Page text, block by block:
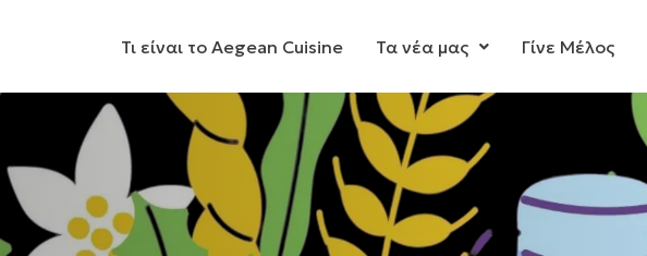
Τι είναι το Aegean Cuisine Τα νέα μας Γίνε Μέλος